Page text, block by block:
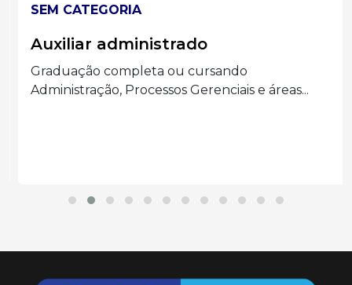
SEM CATEGORIA
Auxiliar administrado
Graduação completa ou cursando
Administração, Processos Gerenciais e áreas...